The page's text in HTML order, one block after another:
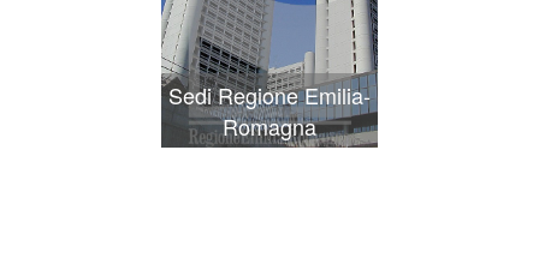
Sedi Regione Emilia-
Romagna